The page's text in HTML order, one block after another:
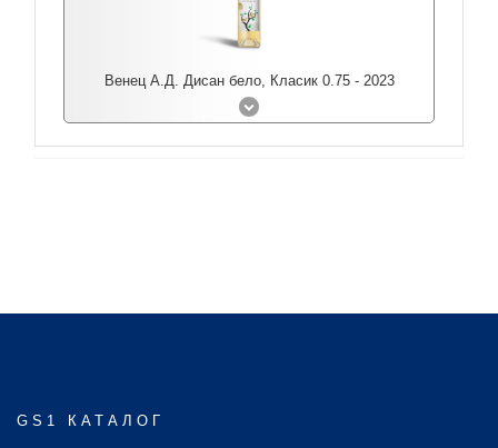
Венец А.Д. Дисан бело, Класик 0.75 - 2023
GS1 КАТАЛОГ